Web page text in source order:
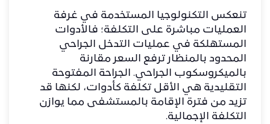
​تنعكس التكنولوجيا المستخدمة في غرفة
العمليات مباشرة على التكلفة؛ فالأدوات
المستهلكة في عمليات التدخل الجراحي
المحدود بالمنظار ترفع السعر مقارنة
بالميكروسكوب الجراحي. الجراحة المفتوحة
التقليدية هي الأقل تكلفة كأدوات، لكنها قد
تزيد من فترة الإقامة بالمستشفى مما يوازن
التكلفة الإجمالية.